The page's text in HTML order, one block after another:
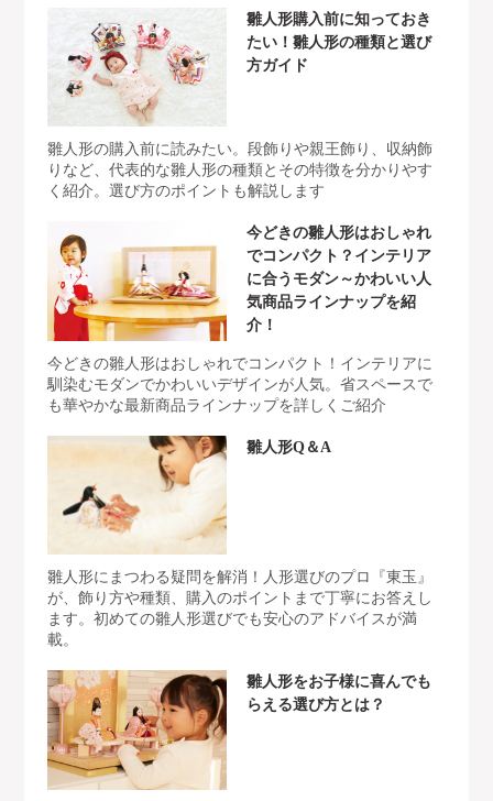
雛人形購入前に知っておき
たい！雛人形の種類と選び
方ガイド
雛人形の購入前に読みたい。段飾りや親王飾り、収納飾
りなど、代表的な雛人形の種類とその特徴を分かりやす
く紹介。選び方のポイントも解説します
今どきの雛人形はおしゃれ
でコンパクト？インテリア
に合うモダン～かわいい人
気商品ラインナップを紹
介！
今どきの雛人形はおしゃれでコンパクト！インテリアに
馴染むモダンでかわいいデザインが人気。省スペースで
も華やかな最新商品ラインナップを詳しくご紹介
雛人形Q＆A
雛人形にまつわる疑問を解消！人形選びのプロ『東玉』
が、飾り方や種類、購入のポイントまで丁寧にお答えし
ます。初めての雛人形選びでも安心のアドバイスが満
載。
雛人形をお子様に喜んでも
らえる選び方とは？